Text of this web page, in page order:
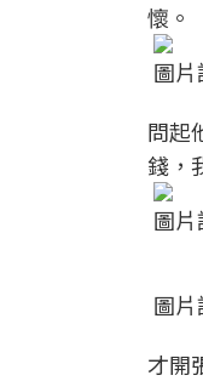
懷。
圖
問起
錢，
圖
圖
才開